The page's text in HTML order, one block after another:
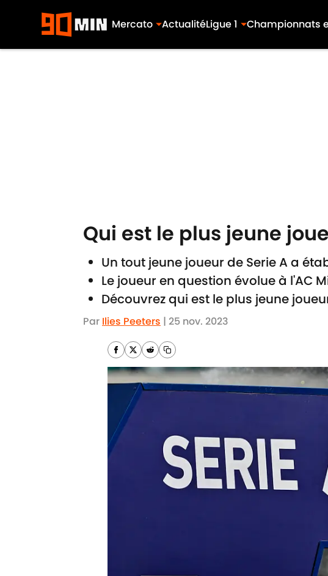
Mercato ActualitéLigue 1 Championnats
Qui est le plus jeune
Un tout jeune joueur de Serie A a
Le joueur en question évolue à l'AC
Découvrez qui est le plus jeune
Par Ilies Peeters | 25 nov. 2023